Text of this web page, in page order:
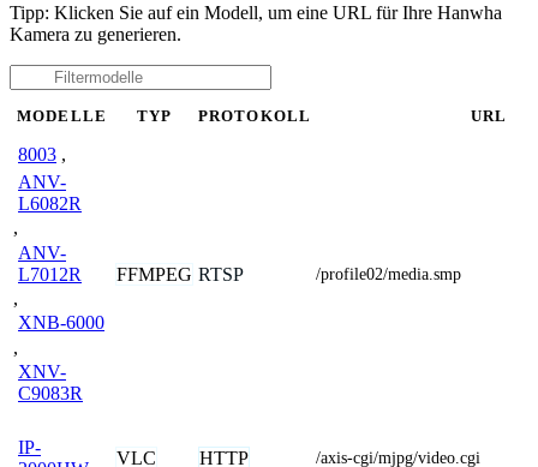
Tipp: Klicken Sie auf ein Modell, um eine URL für Ihre Hanwha
Kamera zu generieren.
MODELLE TYP PROTOKOLL URL
8003 ,
ANV-
L6082R
,
ANV-
L7012R
,
XNB-6000
,
XNV-
C9083R
FFMPEG RTSP /profile02/media.smp
IP-
VLC HTTP /axis-cgi/mjpg/video.cgi